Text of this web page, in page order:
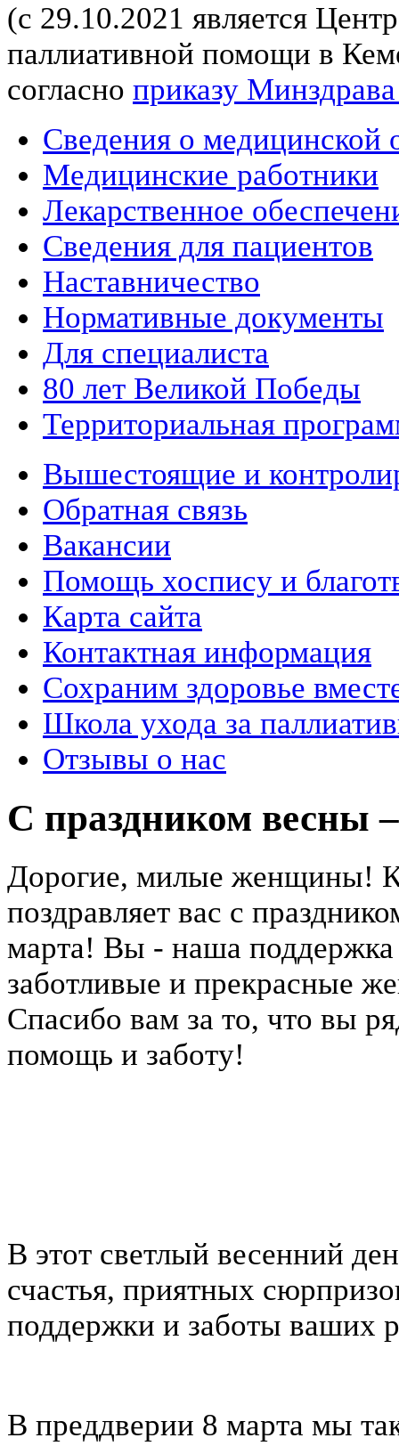
(с 29.10.2021 является
паллиативной помощи в
согласно приказу
Сведения о медицинской
Медицинские работники
Лекарственное
Сведения для пациентов
Наставничество
Нормативные документы
Для специалиста
80 лет Великой Победы
Территориальная
Вышестоящие и
Обратная связь
Вакансии
Помощь хоспису и
Карта сайта
Контактная информация
Сохраним здоровье
Школа ухода за
Отзывы о нас
С праздником весны
Дорогие, милые женщины!
поздравляет вас с
марта! Вы - наша поддержка
заботливые и прекрасные
Спасибо вам за то, что вы
помощь и заботу!
В этот светлый весенний
счастья, приятных
поддержки и заботы ваших
В преддверии 8 марта мы